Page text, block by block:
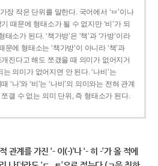
장 작은 단위를 말한다. 국어에서 ‘ㅂ’이나
때문에 형태소가 될 수 없지만 ‘비’가 되
소가 된다. ‘책가방’은 ‘책’과 ‘가방’이라
에 형태소는 ‘책가방’이 아니라 ‘책’과
개진다고 해도 쪼갰을 때 의미가 없어지거
의미가 없어지면 안 된다. ‘나비’는
‘나’와 ‘비’는 ‘나비’의 의미와는 전혀 관계
쪼갤 수 없는 의미 단위, 즉 형태소가 된다.
관계를 가진 ‘- 이(-)’나 ‘- 히 -’가 올 적에